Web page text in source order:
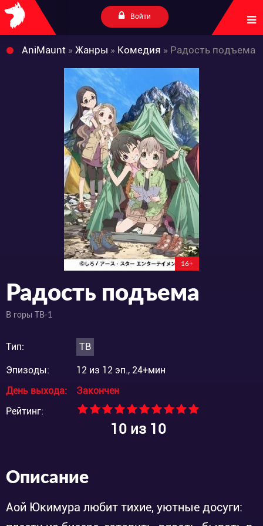
Войти
AniMaunt » Жанры » Комедия » Радость подъема
16+
Радость подъема
В горы ТВ-1
Тип: ТВ
Эпизоды:
12 из 12 эп., 24+мин
День выхода:
Закончен
Рейтинг:
10из 10
Описание
Аой Юкимура любит тихие, уютные досуги: